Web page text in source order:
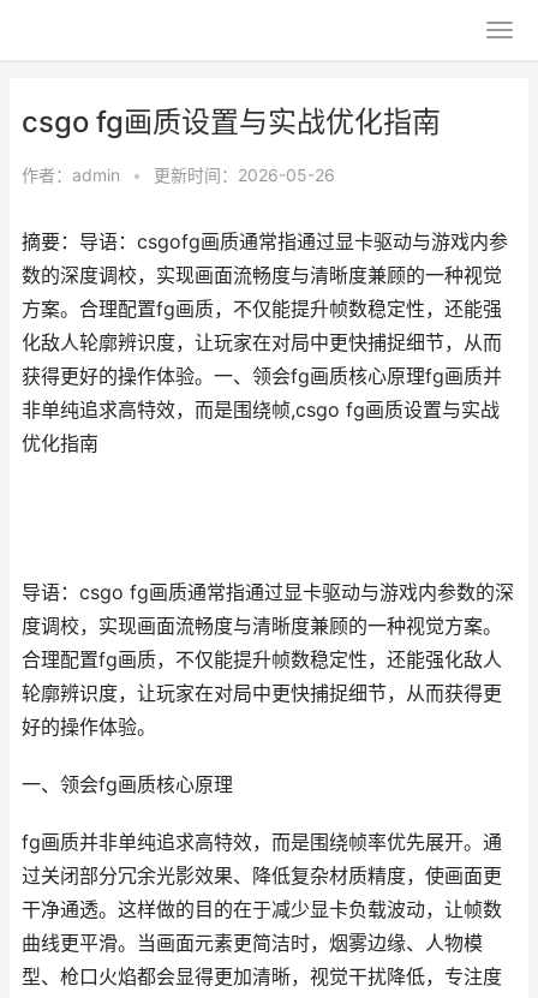
csgo fg画质设置与实战优化指南
作者： admin • 更新时间：2026-05-26
摘要：导语：csgofg画质通常指通过显卡驱动与游戏内参
数的深度调校，实现画面流畅度与清晰度兼顾的一种视觉
方案。合理配置fg画质，不仅能提升帧数稳定性，还能强
化敌人轮廓辨识度，让玩家在对局中更快捕捉细节，从而
获得更好的操作体验。一、领会fg画质核心原理fg画质并
非单纯追求高特效，而是围绕帧,csgo fg画质设置与实战
优化指南
导语：csgo fg画质通常指通过显卡驱动与游戏内参数的深
度调校，实现画面流畅度与清晰度兼顾的一种视觉方案。
合理配置fg画质，不仅能提升帧数稳定性，还能强化敌人
轮廓辨识度，让玩家在对局中更快捕捉细节，从而获得更
好的操作体验。
一、领会fg画质核心原理
fg画质并非单纯追求高特效，而是围绕帧率优先展开。通
过关闭部分冗余光影效果、降低复杂材质精度，使画面更
干净通透。这样做的目的在于减少显卡负载波动，让帧数
曲线更平滑。当画面元素更简洁时，烟雾边缘、人物模
型、枪口火焰都会显得更加清晰，视觉干扰降低，专注度